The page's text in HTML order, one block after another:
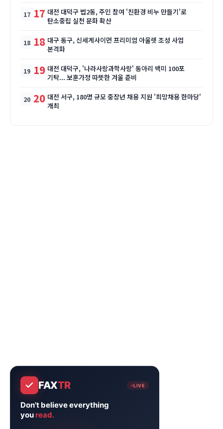
17 대전 대덕구 법2동, 주민 참여 '친환경 비누 만들기'로
탄소중립 실천 문화 확산
18 대구 동구, 신세계사이먼 프리미엄 아울렛 조성 사업
본격화
19 대전 대덕구, '나라사랑과학사랑' 동아리 백미 100포
기탁... 보훈가정 따뜻한 겨울 준비
20 대전 서구, 180명 규모 중장년 채용 지원 '희망채용 한마당'
개최